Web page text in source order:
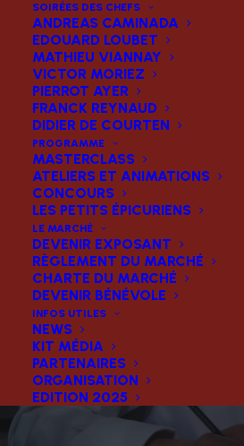
SOIRÉES DES CHEFS
ANDREAS CAMINADA
EDOUARD LOUBET
MATHIEU VIANNAY
VICTOR MORIEZ
PIERROT AYER
FRANCK REYNAUD
DIDIER DE COURTEN
PROGRAMME
MASTERCLASS
ATELIERS ET ANIMATIONS
CONCOURS
LES PETITS ÉPICURIENS
LE MARCHÉ
DEVENIR EXPOSANT
RÈGLEMENT DU MARCHÉ
CHARTE DU MARCHÉ
DEVENIR BÉNÉVOLE
INFOS UTILES
NEWS
KIT MÉDIA
PARTENAIRES
ORGANISATION
EDITION 2025